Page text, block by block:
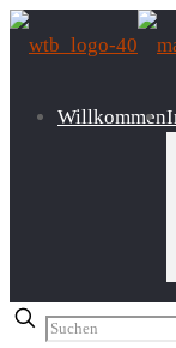
Willkommen